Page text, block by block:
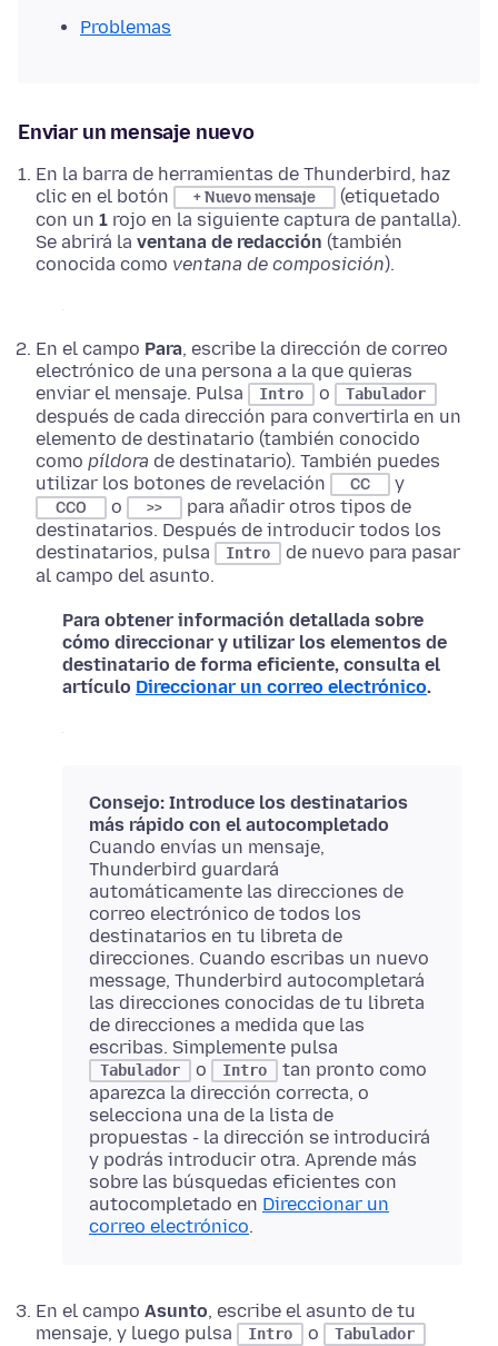
Problemas
Enviar un mensaje nuevo
En la barra de herramientas de Thunderbird, haz
clic en el botón
+ Nuevo mensaje
(etiquetado
con un 1 rojo en la siguiente captura de pantalla).
Se abrirá la ventana de redacción (también
conocida como ventana de composición).
En el campo Para, escribe la dirección de correo
electrónico de una persona a la que quieras
enviar el mensaje. Pulsa
Intro o Tabulador
después de cada dirección para convertirla en un
elemento de destinatario (también conocido
como píldora de destinatario). También puedes
utilizar los botones de revelación
CC y
CCO o >>
para añadir otros tipos de
destinatarios. Después de introducir todos los
destinatarios, pulsa
Intro
de nuevo para pasar
al campo del asunto.
Para obtener información detallada sobre
cómo direccionar y utilizar los elementos de
destinatario de forma eficiente, consulta el
artículo Direccionar un correo electrónico.
Consejo: Introduce los destinatarios
más rápido con el autocompletado
Cuando envías un mensaje,
Thunderbird guardará
automáticamente las direcciones de
correo electrónico de todos los
destinatarios en tu libreta de
direcciones. Cuando escribas un nuevo
message, Thunderbird autocompletará
las direcciones conocidas de tu libreta
de direcciones a medida que las
escribas. Simplemente pulsa
Tabulador o Intro
tan pronto como
aparezca la dirección correcta, o
selecciona una de la lista de
propuestas - la dirección se introducirá
y podrás introducir otra. Aprende más
sobre las búsquedas eficientes con
autocompletado en Direccionar un
correo electrónico.
En el campo Asunto, escribe el asunto de tu
mensaje, y luego pulsa
Intro o Tabulador